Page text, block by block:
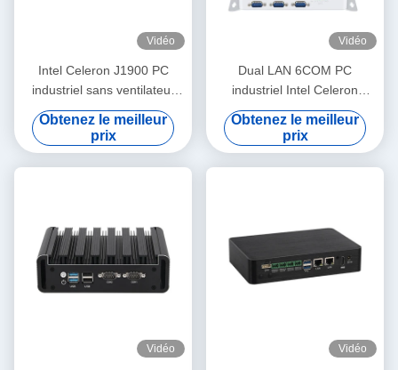
Vidéo
Intel Celeron J1900 PC
industriel sans ventilateur
avec double COM GPIO et
DDR3L 8G
Obtenez le meilleur
prix
Vidéo
Dual LAN 6COM PC
industriel Intel Celeron
J1900 Processeur et
processeurs de la série Core
Obtenez le meilleur
prix
Vidéo Vidéo